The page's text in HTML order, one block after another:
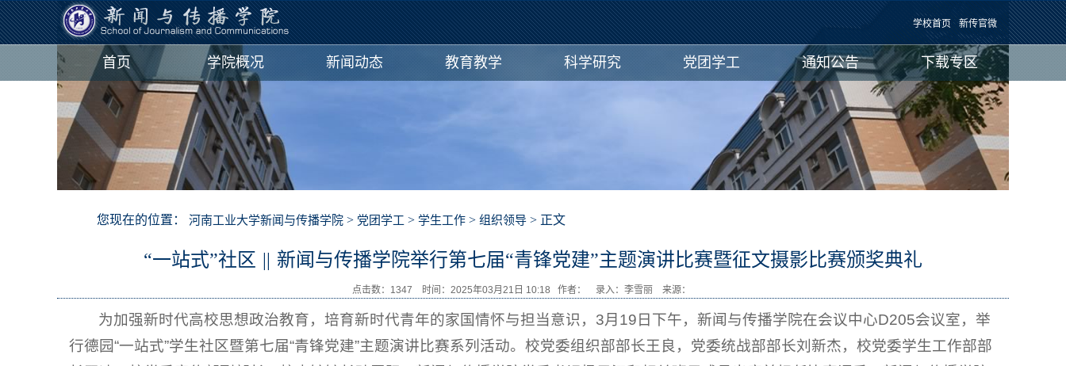
学校首页 新传官微
首页 学院概况 新闻动态 教育教学 科学研究 党团学工 通知公告 下载专区
您现在的位置： 河南工业大学新闻与传播学院 > 党团学工 > 学生工作 > 组织领导 > 正文
“一站式”社区 || 新闻与传播学院举行第七届“青锋党建”主题演讲比赛暨征文摄影比赛颁奖典礼
点击数： 1347 时间：2025年03月21日 10:18 作者： 录入：李雪丽 来源：
为加强新时代高校思想政治教育，培育新时代青年的家国情怀与担当意识，3月19日下午，新闻与传播学院在会议中心D205会议室，举
行德园“一站式”学生社区暨第七届“青锋党建”主题演讲比赛系列活动。校党委组织部部长王良，党委统战部部长刘新杰，校党委学生工作部部